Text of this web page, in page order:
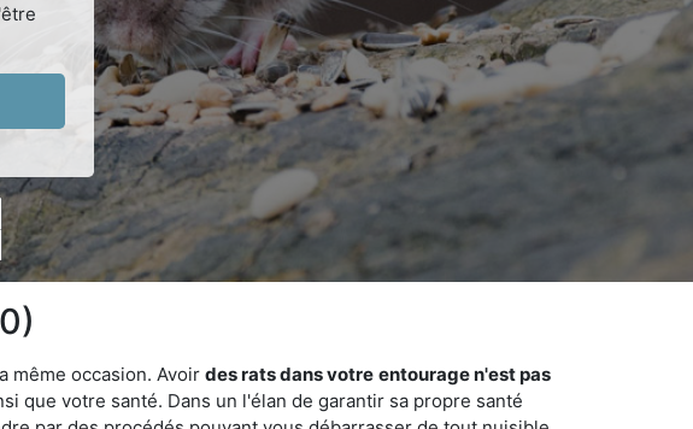
même occasion. Avoir des rats dans votre entourage n'est pas
que votre santé. Dans un l'élan de garantir sa propre santé